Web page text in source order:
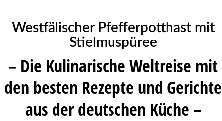
Westfälischer Pfefferpotthast mit
Stielmuspüree
– Die Kulinarische Weltreise mit
den besten Rezepte und Gerichte
aus der deutschen Küche –